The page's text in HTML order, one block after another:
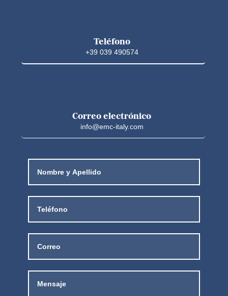
Teléfono
+39 039 490574
Correo electrónico
info@emc-italy.com